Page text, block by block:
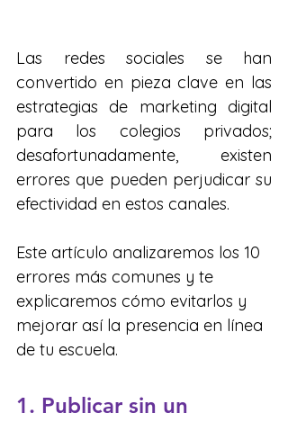
Las redes sociales se han
convertido en pieza clave en las
estrategias de marketing digital
para los colegios privados;
desafortunadamente, existen
errores que pueden perjudicar su
efectividad en estos canales.
Este artículo analizaremos los 10
errores más comunes y te
explicaremos cómo evitarlos y
mejorar así la presencia en línea
de tu escuela.
1. Publicar sin un